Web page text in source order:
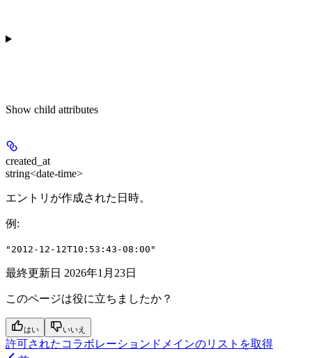
Show child attributes
created_at
string<date-time>
エントリが作成された日時。
例 :
"2012-12-12T10:53:43-08:00"
最終更新日 2026年1月23日
このページは役に立ちましたか？
はい いいえ
許可されたコラボレーションドメインのリストを取得